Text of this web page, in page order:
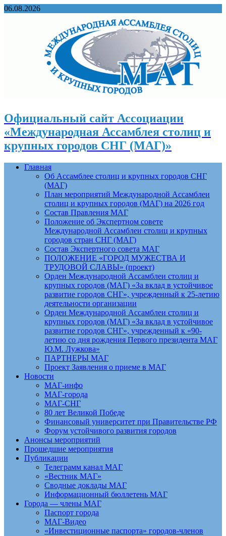
06.08.2026
Официальный сайт Ассоциации
«Международная Ассамблея столиц и
крупных городов СНГ (МАГ)»
Главная
Об Ассамблее столиц и крупных городов СНГ
(МАГ)
План мероприятий Международной Ассамблеи
столиц и крупных городов (МАГ) на 2026 год
Состав Правления МАГ
Положение об Экспертном совете
Международной Ассамблеи столиц и крупных
городов стран СНГ (МАГ)
Состав Экспертного совета МАГ
ПОЛОЖЕНИЕ «ГОРОД МУЖЕСТВА И
ТРУДОВОЙ СЛАВЫ» (проект)
Орден Международной Ассамблеи столиц и
крупных городов (МАГ) «За вклад в устойчивое
развитие городов СНГ», учрежденный к 25-летию
деятельности организации
Орден Международной Ассамблеи столиц и
крупных городов (МАГ) «За вклад в устойчивое
развитие городов СНГ», учрежденный к «90-
летию со дня рождения Первого президента МАГ
Ю.М. Лужкова»
ПАРТНЕРЫ МАГ
Проект Заявления о приеме в МАГ
Новости
МАГ-инфо
МАГ-города
МАГ-СНГ
80 лет Великой Победе
Финансовый университет при Правительстве РФ
Форум устойчивого развития городов
Анонсы мероприятий
Прошедшие мероприятия
Публикации
Телеграмм канал МАГ
«Вестник МАГ»
Сводные доклады МАГ
Информационный бюллетень МАГ
Города — члены МАГ
Паспорт города
МАГ-Видео
«Инвестиционные паспорта» городов-членов